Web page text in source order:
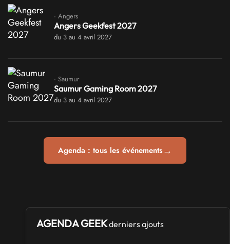
· Angers
Angers Geekfest 2027
du 3 au 4 avril 2027
· Saumur
Saumur Gaming Room 2027
du 3 au 4 avril 2027
Agenda : tous les événements→
AGENDA GEEKderniers ajouts